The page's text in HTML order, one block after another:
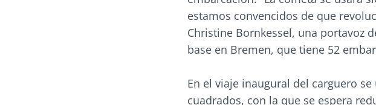
estamos convencidos de que
Christine Bornkessel, una portavoz
base en Bremen, que tiene 52
En el viaje inaugural del carguero
cuadrados, con la que se espera